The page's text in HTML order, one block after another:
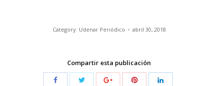
Category: Udenar Periódico abril 30, 2018
Compartir esta publicación